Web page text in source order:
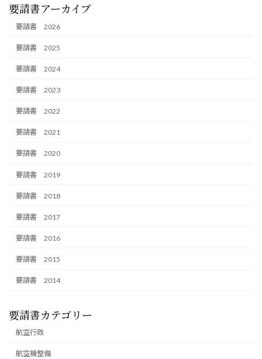
要請書アーカイブ
要請書 2026
要請書 2025
要請書 2024
要請書 2023
要請書 2022
要請書 2021
要請書 2020
要請書 2019
要請書 2018
要請書 2017
要請書 2016
要請書 2015
要請書 2014
要請書カテゴリー
航空行政
航空機整備